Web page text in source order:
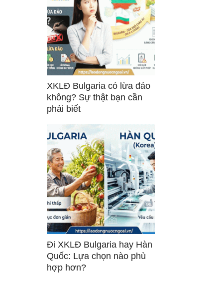
XKLĐ Bulgaria có lừa đảo
không? Sự thật bạn cần
phải biết
Đi XKLĐ Bulgaria hay Hàn
Quốc: Lựa chọn nào phù
hợp hơn?